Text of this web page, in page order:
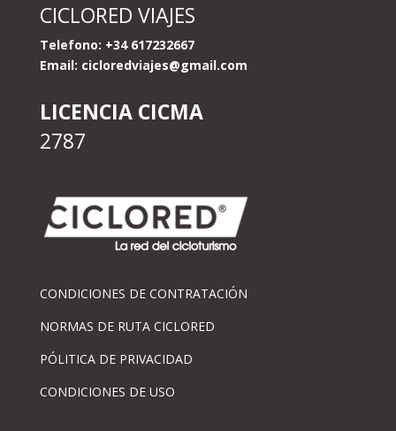
CICLORED VIAJES
Telefono: +34 617232667
Email: cicloredviajes@gmail.com
LICENCIA CICMA
2787
CONDICIONES DE CONTRATACIÓN
NORMAS DE RUTA CICLORED
PÓLITICA DE PRIVACIDAD
CONDICIONES DE USO